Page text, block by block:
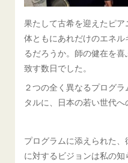
果たして古希を迎えたピ
体ともにあれだけのエネ
るだろうか。師の健在を
致す数日でした。
２つの全く異なるプログ
タルに、日本の若い世代へ
プログラムに添えられた
に対するビジョンは私の